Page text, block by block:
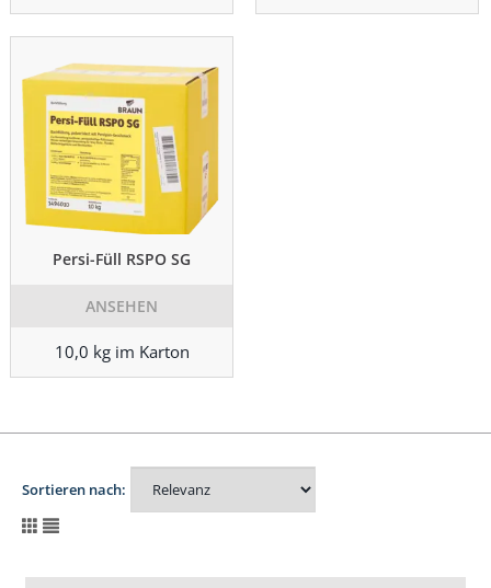
Persi-Füll RSPO SG
ANSEHEN
10,0 kg im Karton
Sortieren nach: